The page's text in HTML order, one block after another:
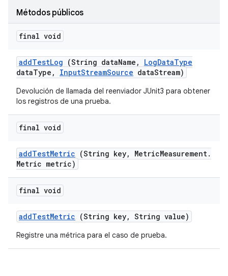
Métodos públicos
final void
addTestLog (String dataName , LogDataType
dataType , InputStreamSource dataStream)
Devolución de llamada del reenviador JUnit3 para obtener
los registros de una prueba.
final void
addTestMetric (String key, MetricMeasurement.
Metric metric)
final void
addTestMetric (String key, String value)
Registre una métrica para el caso de prueba.